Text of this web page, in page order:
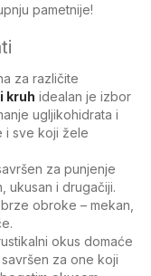
pametnije!
za različite
kruh idealan je izbor
ugljikohidrata i
i sve koji žele
za punjenje
ukusan i drugačiji.
obroke – mekan,
okus domaće
za one koji